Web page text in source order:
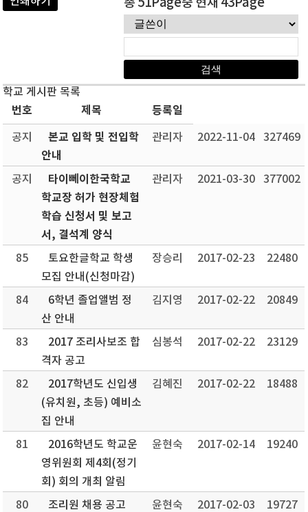
총 51Page중 현재 43Page
학교 게시판 목록
번호 제목 등록일
공지
본교 입학 및 전입학
안내
관리자 2022-11-04 327469
공지
타이뻬이한국학교
학교장 허가 현장체험
학습 신청서 및 보고
서, 결석계 양식
관리자 2021-03-30 377002
85
토요한글학교 학생
모집 안내(신청마감)
장승리 2017-02-23 22480
84
6학년 졸업앨범 정
산 안내
김지영 2017-02-22 20849
83
2017 조리사보조 합
격자 공고
심봉석 2017-02-22 23129
82
2017학년도 신입생
(유치원, 초등) 예비소
집 안내
김혜진 2017-02-22 18488
81
2016학년도 학교운
영위원회 제4회(정기
회) 회의 개최 알림
윤현숙 2017-02-14 19240
80 조리원 채용 공고 윤현숙 2017-02-03 19727